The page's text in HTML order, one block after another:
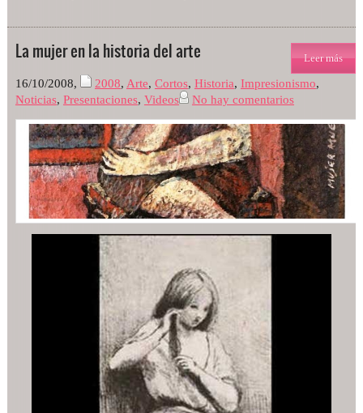
Leer más
La mujer en la historia del arte
16/10/2008, 2008, Arte, Cortos, Historia, Impresionismo,
Noticias, Presentaciones, Videos No hay comentarios